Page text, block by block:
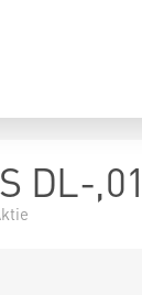
DL-,01